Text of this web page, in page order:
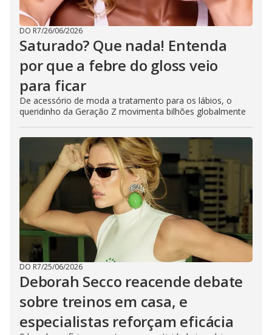
DO R7/26/06/2026
Saturado? Que nada! Entenda
por que a febre do gloss veio
para ficar
De acessório de moda a tratamento para os lábios, o
queridinho da Geração Z movimenta bilhões globalmente
DO R7/25/06/2026
Deborah Secco reacende debate
sobre treinos em casa, e
especialistas reforçam eficácia